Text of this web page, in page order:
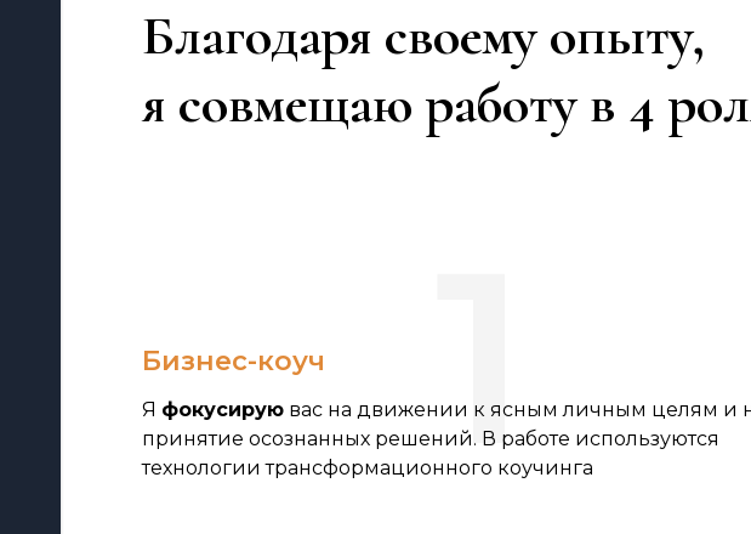
Благодаря своему опыту,
я совмещаю работу в 4
Бизнес-коуч
Я фокусирую вас на движении к ясным личным целям и
принятие осознанных решений. В работе используются
технологии трансформационного коучинга
1